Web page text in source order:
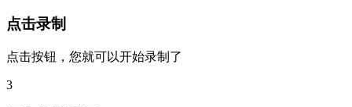
点击录制
点击按钮，您就可以开始录制了
3